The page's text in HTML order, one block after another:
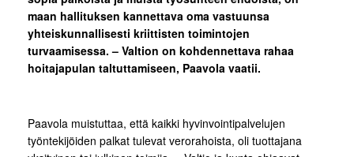
maan hallituksen kannettava oma vastuunsa
yhteiskunnallisesti kriittisten toimintojen
turvaamisessa. – Valtion on kohdennettava rahaa
hoitajapulan taltuttamiseen, Paavola vaatii.
Paavola muistuttaa, että kaikki hyvinvointipalvelujen
työntekijöiden palkat tulevat verorahoista, oli tuottajana